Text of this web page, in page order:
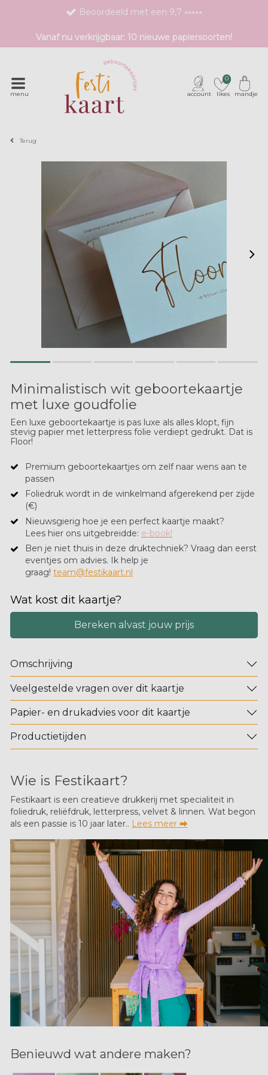
Beoordeeld met een 9,7 ⭒⭒⭒⭒⭒
Exclusieve geboortekaartjes met unieke druktechnieken
Vanaf nu verkrijgbaar: 10 nieuwe papiersoorten!
menu account likes
0
mandje
Terug
Minimalistisch wit geboortekaartje
met luxe goudfolie
Een luxe geboortekaartje is pas luxe als alles klopt, fijn
stevig papier met letterpress folie verdiept gedrukt. Dat is
Floor!
Premium geboortekaartjes om zelf naar wens aan te
passen
Foliedruk wordt in de winkelmand afgerekend per zijde
(€)
Nieuwsgierig hoe je een perfect kaartje maakt?
​Lees hier ons uitgebreidde: e-book!
Ben je niet thuis in deze druktechniek? Vraag dan eerst
eventjes om advies. Ik help je
graag! team@festikaart.nl
Wat kost dit kaartje?
Bereken alvast jouw prijs
Omschrijving
Veelgestelde vragen over dit kaartje
Papier- en drukadvies voor dit kaartje
Productietijden
Wie is Festikaart?
Festikaart is een creatieve drukkerij met specialiteit in
foliedruk, reliëfdruk, letterpress, velvet & linnen. Wat begon
als een passie is 10 jaar later.. Lees meer ⮕
Benieuwd wat andere maken?